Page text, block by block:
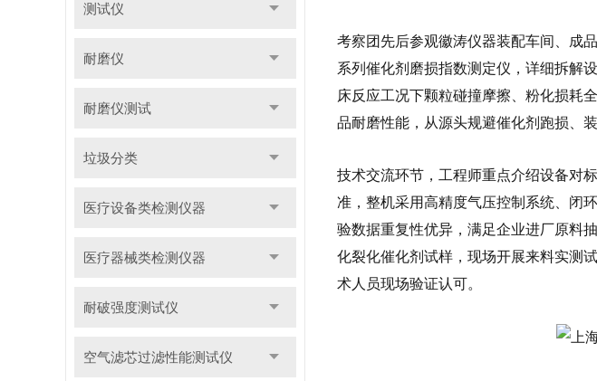
测试仪
耐磨仪
耐磨仪测试
垃圾分类
医疗设备类检测仪器
医疗器械类检测仪器
耐破强度测试仪
空气滤芯过滤性能测试仪
考察团先后参观徽涛仪器装配车间、成
系列催化剂磨损指数测定仪，详细拆解
床反应工况下颗粒碰撞摩擦、粉化损耗
品耐磨性能，从源头规避催化剂跑损、
技术交流环节，工程师重点介绍设备对
准，整机采用高精度气压控制系统、闭
验数据重复性优异，满足企业进厂原料
化裂化催化剂试样，现场开展来料实测
术人员现场验证认可。